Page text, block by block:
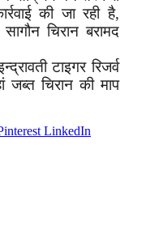
की जा रही है,
चिरान बरामद
टाइगर रिजर्व
जब्त चिरान की माप
LinkedIn